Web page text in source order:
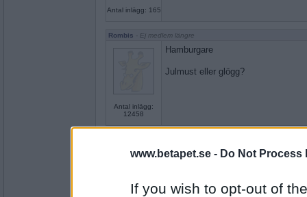
www.betapet.se - Do Not Process
If you wish to opt-out of
Antal inlägg: 165
Rombis - Ej medlem längre
Antal inlägg:
12458
Hamburgare
Julmust eller glögg?
Julmust